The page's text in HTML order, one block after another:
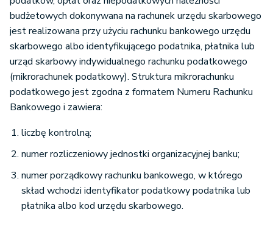
budżetowych dokonywana na rachunek urzędu skarbowego
jest realizowana przy użyciu rachunku bankowego urzędu
skarbowego albo identyfikującego podatnika, płatnika lub
urząd skarbowy indywidualnego rachunku podatkowego
(mikrorachunek podatkowy). Struktura mikrorachunku
podatkowego jest zgodna z formatem Numeru Rachunku
Bankowego i zawiera:
liczbę kontrolną;
numer rozliczeniowy jednostki organizacyjnej banku;
numer porządkowy rachunku bankowego, w którego
skład wchodzi identyfikator podatkowy podatnika lub
płatnika albo kod urzędu skarbowego.